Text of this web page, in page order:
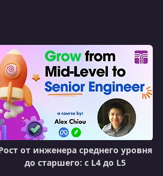
от инженера среднего уровня
до старшего: с L4 до L5